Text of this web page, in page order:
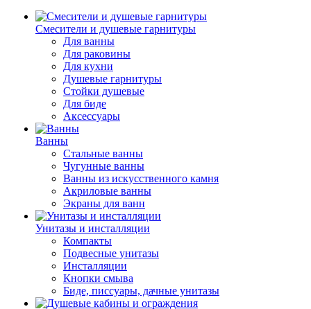
Смесители и душевые гарнитуры
Для ванны
Для раковины
Для кухни
Душевые гарнитуры
Стойки душевые
Для биде
Аксессуары
Ванны
Стальные ванны
Чугунные ванны
Ванны из искусственного камня
Акриловые ванны
Экраны для ванн
Унитазы и инсталляции
Компакты
Подвесные унитазы
Инсталляции
Кнопки смыва
Биде, писсуары, дачные унитазы